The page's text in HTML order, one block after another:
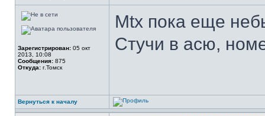
Зарегистрирован: 05 окт
2013, 10:08
Сообщения: 875
Откуда: г.Томск
Mtx пока еще
Стучи в асю,
Вернуться к началу